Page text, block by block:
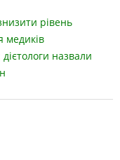
рівень
медиків
назвали